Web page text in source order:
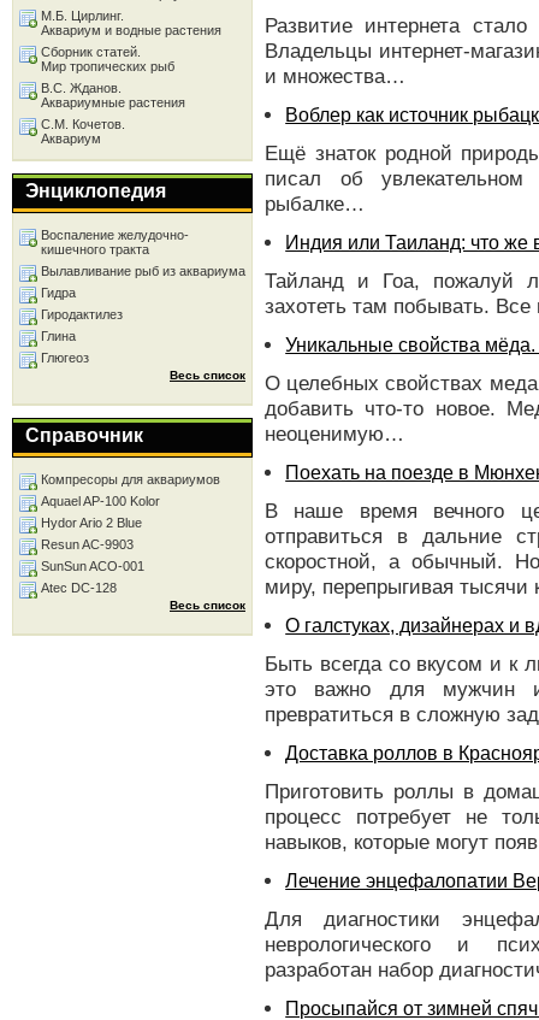
Развитие интернета
Владельцы интернет-
и множества…
Воблер как источник
Ещё знаток родной
писал об
рыбалке…
Индия или Таиланд: что же
Тайланд и Гоа, пожалуй
захотеть там побывать.
Уникальные свойства
О целебных свойствах меда
добавить что-то новое.
неоценимую…
Поехать на поезде в
В наше время вечного
отправиться в дальние
скоростной, а обычный.
миру, перепрыгивая
О галстуках, дизайнерах и
Быть всегда со вкусом и к
это важно для мужчин
превратиться в сложную
Доставка роллов в
Приготовить роллы в
процесс потребует не
навыков, которые могут
Лечение энцефалопатии
Для диагностики
неврологического и
разработан набор
Просыпайся от зимней
М.Б. Цирлинг.
Аквариум и водные растения
Сборник статей.
Мир тропических рыб
В.С. Жданов.
Аквариумные растения
С.М. Кочетов.
Аквариум
Энциклопедия
Воспаление желудочно-
кишечного тракта
Вылавливание рыб из аквариума
Гидра
Гиродактилез
Глина
Глюгеоз
Весь список
Справочник
Компресоры для аквариумов
Aquael AP-100 Kolor
Hydor Ario 2 Blue
Resun AC-9903
SunSun ACO-001
Atec DC-128
Весь список